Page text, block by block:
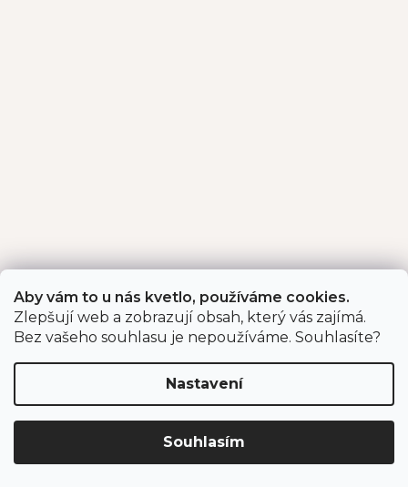
Aby vám to u nás kvetlo, používáme cookies.
Zlepšují web a zobrazují obsah, který vás zajímá.
Bez vašeho souhlasu je nepoužíváme. Souhlasíte?
Nastavení
Souhlasím